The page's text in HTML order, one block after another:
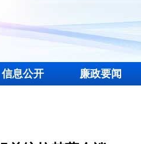
信息公开 廉政要闻